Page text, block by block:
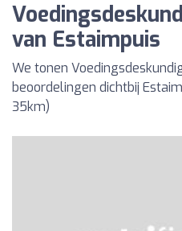
van Estaimpuis
We tonen
beoordelingen dichtbij
35km)